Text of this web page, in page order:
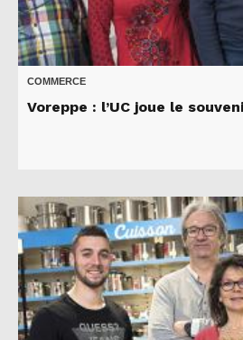
COMMERCE
Voreppe : l’UC joue le